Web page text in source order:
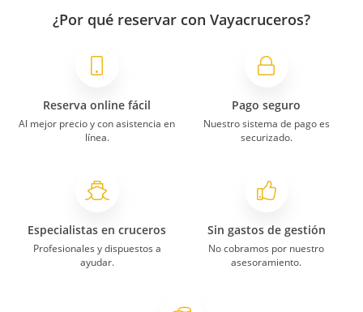
¿Por qué reservar con Vayacruceros?
Reserva online fácil
Al mejor precio y con asistencia en
línea.
Pago seguro
Nuestro sistema de pago es
securizado.
Especialistas en cruceros
Profesionales y dispuestos a
ayudar.
Sin gastos de gestión
No cobramos por nuestro
asesoramiento.